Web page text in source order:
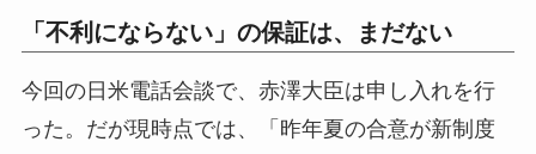
「不利にならない」の保証は、まだない
今回の日米電話会談で、赤澤大臣は申し入れを行
った。だが現時点では、「昨年夏の合意が新制度